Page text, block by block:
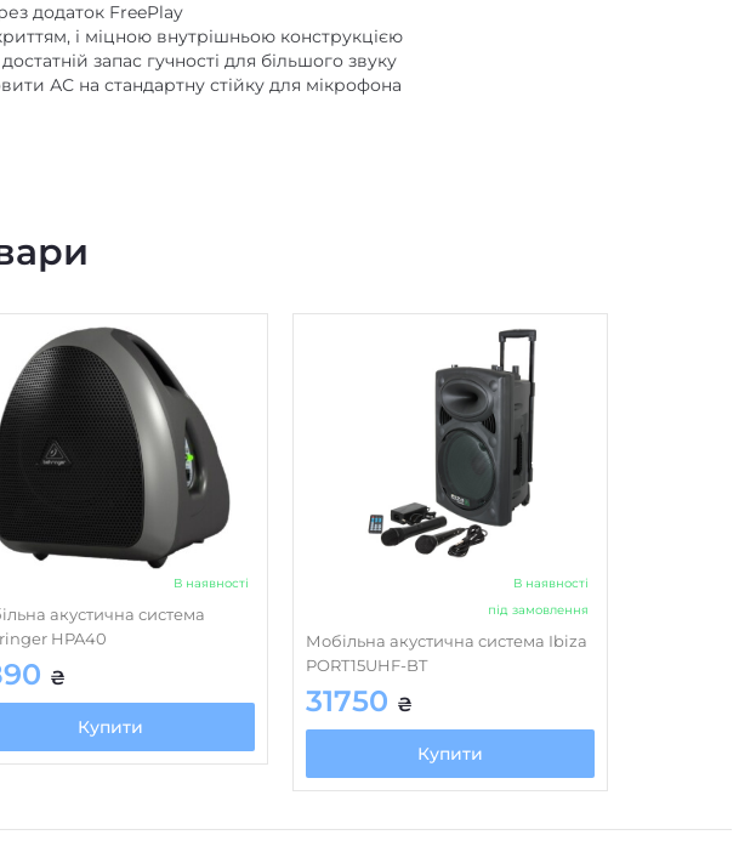
додаток FreePlay
і міцною внутрішньою конструкцією
запас гучності для більшого звуку
АС на стандартну стійку для мікрофона
В наявності
акустична система
HPA40
₴
Купити
В наявності
під замовлення
Мобільна акустична система Ibiza
PORT15UHF-BT
31750 ₴
Купити